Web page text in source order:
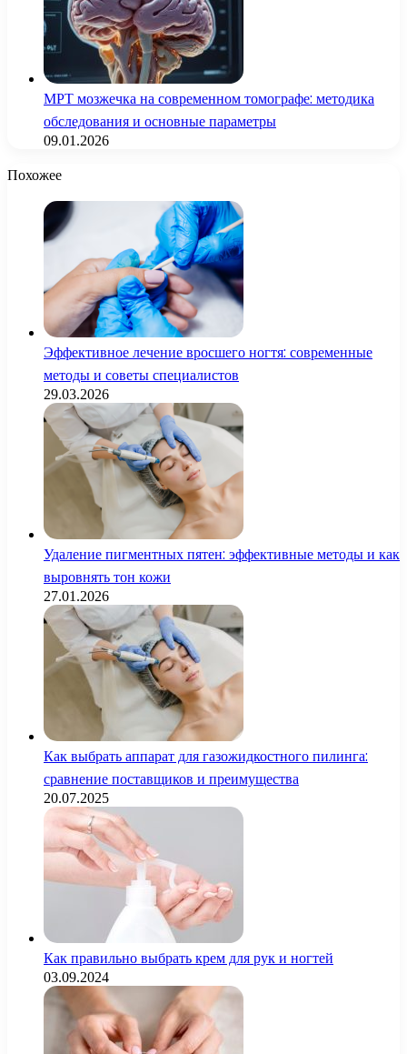
МРТ мозжечка на современном томографе: методика
обследования и основные параметры
09.01.2026
Похожее
Эффективное лечение вросшего ногтя: современные
методы и советы специалистов
29.03.2026
Удаление пигментных пятен: эффективные методы и как
выровнять тон кожи
27.01.2026
Как выбрать аппарат для газожидкостного пилинга:
сравнение поставщиков и преимущества
20.07.2025
Как правильно выбрать крем для рук и ногтей
03.09.2024